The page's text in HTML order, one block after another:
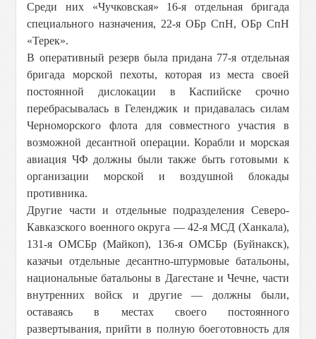
Среди них «Чучковская» 16-я отдельная бригада
специального назначения, 22-я ОБр СпН, ОБр СпН
«Терек».
В оперативный резерв была придана 77-я отдельная
бригада морской пехоты, которая из места своей
постоянной дислокации в Каспийске срочно
перебрасывалась в Геленджик и придавалась силам
Черноморского флота для совместного участия в
возможной десантной операции. Корабли и морская
авиация ЧФ должны были также быть готовыми к
организации морской и воздушной блокады
противника.
Другие части и отдельные подразделения Северо-
Кавказского военного округа — 42-я МСД (Ханкала),
131-я ОМСБр (Майкоп), 136-я ОМСБр (Буйнакск),
казачьи отдельные десантно-штурмовые батальоны,
национальные батальоны в Дагестане и Чечне, части
внутренних войск и другие — должны были,
оставаясь в местах своего постоянного
развертывания, прийти в полную боеготовность для